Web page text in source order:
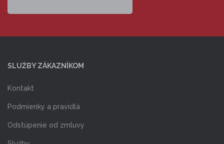
SLUŽBY ZÁKAZNÍKOM
Kontakt
Podmienky a pravidlá
Odstúpenie od zmluvy